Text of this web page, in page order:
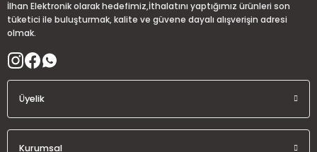
İlhan Elektronik olarak hedefimiz,İthalatını yaptığımız ürünleri son
tüketici ile buluşturmak, kalite ve güvene dayalı alışverişin adresi
olmak.
Üyelik
Kurumsal